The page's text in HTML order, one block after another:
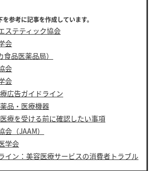
参考に記事を作成しています。
ステティック協会
会
品医薬品局）
会
会
広告ガイドライン
品・医療機器
療を受ける前に確認したい事項
会（JAAM）
学会
イン：美容医療サービスの消費者トラブル